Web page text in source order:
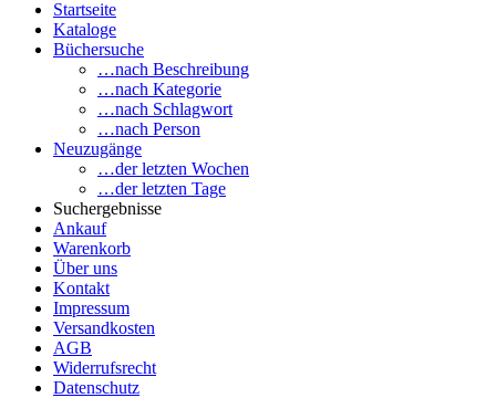
Startseite
Kataloge
Büchersuche
…nach Beschreibung
…nach Kategorie
…nach Schlagwort
…nach Person
Neuzugänge
…der letzten Wochen
…der letzten Tage
Suchergebnisse
Ankauf
Warenkorb
Über uns
Kontakt
Impressum
Versandkosten
AGB
Widerrufsrecht
Datenschutz